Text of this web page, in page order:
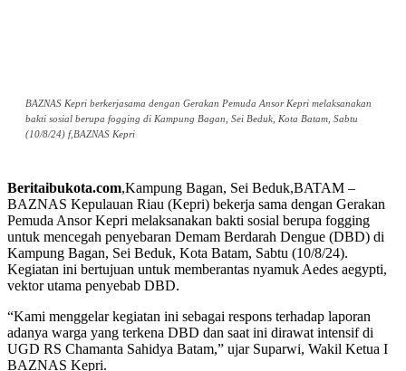
BAZNAS Kepri berkerjasama dengan Gerakan Pemuda Ansor Kepri melaksanakan
bakti sosial berupa fogging di Kampung Bagan, Sei Beduk, Kota Batam, Sabtu
(10/8/24) f,BAZNAS Kepri
Beritaibukota.com,Kampung Bagan, Sei Beduk,BATAM –
BAZNAS Kepulauan Riau (Kepri) bekerja sama dengan Gerakan
Pemuda Ansor Kepri melaksanakan bakti sosial berupa fogging
untuk mencegah penyebaran Demam Berdarah Dengue (DBD) di
Kampung Bagan, Sei Beduk, Kota Batam, Sabtu (10/8/24).
Kegiatan ini bertujuan untuk memberantas nyamuk Aedes aegypti,
vektor utama penyebab DBD.
“Kami menggelar kegiatan ini sebagai respons terhadap laporan
adanya warga yang terkena DBD dan saat ini dirawat intensif di
UGD RS Chamanta Sahidya Batam,” ujar Suparwi, Wakil Ketua I
BAZNAS Kepri.